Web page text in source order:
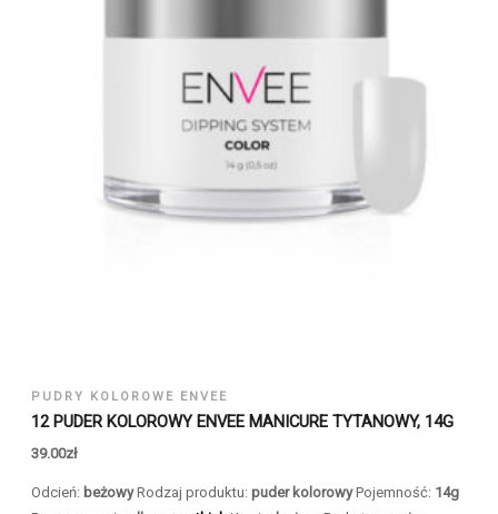
PUDRY KOLOROWE ENVEE
12 PUDER KOLOROWY ENVEE MANICURE TYTANOWY, 14G
39.00zł
Odcień: beżowyRodzaj produktu: puder kolorowyPojemność: 14g